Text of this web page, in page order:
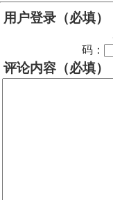
用户登录（必填）
码：
评论内容（必填）